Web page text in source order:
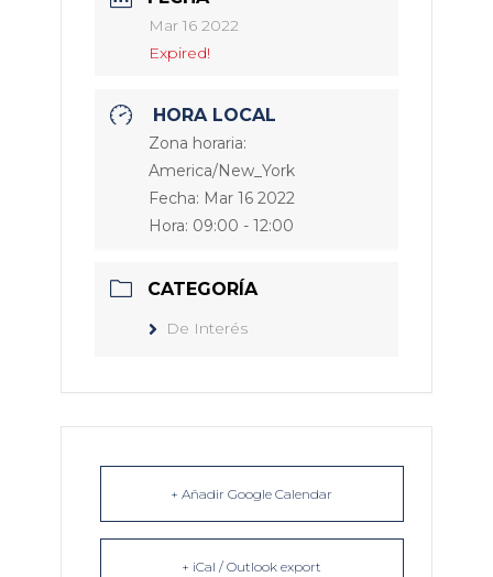
Mar 16 2022
Expired!
HORA LOCAL
Zona horaria:
America/New_York
Fecha: Mar 16 2022
Hora: 09:00 - 12:00
CATEGORÍA
De Interés
+ Añadir Google Calendar
+ iCal / Outlook export